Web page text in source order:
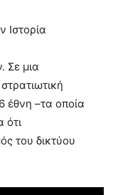
Ιστορία
Σε μια
έθνη –τα οποία
ότι
του δικτύου